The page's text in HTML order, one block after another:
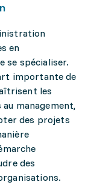
en
se spécialiser.
importante de
les
management,
des projets
des